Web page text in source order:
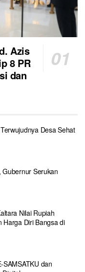
Azis
8 PR
dan
Desa Sehat
Gubernur Serukan
Nilai Rupiah
Harga Diri Bangsa di
SAMSATKU dan